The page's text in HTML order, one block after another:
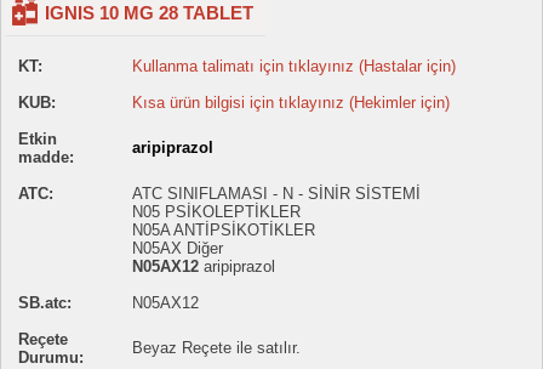
IGNIS 10 MG 28 TABLET
KT:
Kullanma talimatı için tıklayınız (Hastalar için)
KUB:
Kısa ürün bilgisi için tıklayınız (Hekimler için)
Etkin
madde:
aripiprazol
ATC:
ATC SINIFLAMASI - N - SİNİR SİSTEMİ
N05 PSİKOLEPTİKLER
N05A ANTİPSİKOTİKLER
N05AX Diğer
N05AX12 aripiprazol
SB.atc:
N05AX12
Reçete
Durumu:
Beyaz Reçete ile satılır.